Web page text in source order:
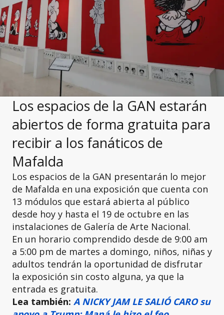
Los espacios de la GAN estarán
abiertos de forma gratuita para
recibir a los fanáticos de
Mafalda
Los espacios de la GAN presentarán lo mejor
de Mafalda en una exposición que cuenta con
13 módulos que estará abierta al público
desde hoy y hasta el 19 de octubre en las
instalaciones de Galería de Arte Nacional.
En un horario comprendido desde de 9:00 am
a 5:00 pm de martes a domingo, niños, niñas y
adultos tendrán la oportunidad de disfrutar
la exposición sin costo alguna, ya que la
entrada es gratuita.
Lea también: A NICKY JAM LE SALIÓ CARO su